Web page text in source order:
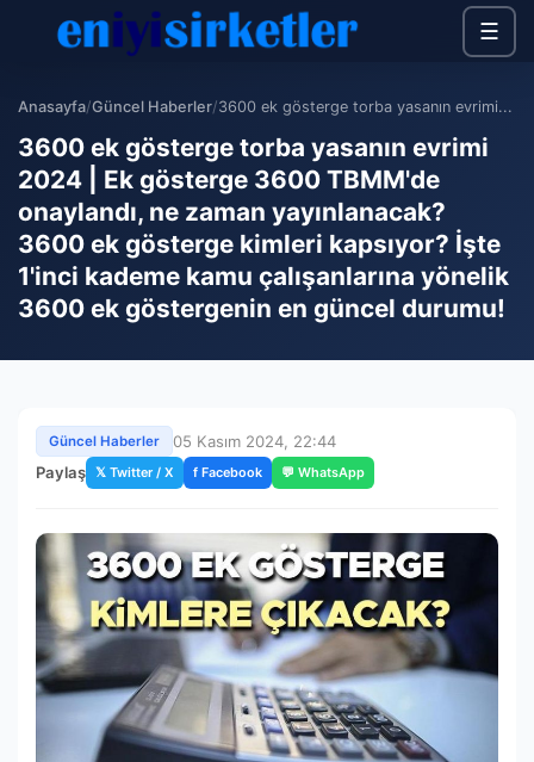
☰
Anasayfa/Güncel Haberler/3600 ek gösterge torba yasanın evrimi...
3600 ek gösterge torba yasanın evrimi
2024 | Ek gösterge 3600 TBMM'de
onaylandı, ne zaman yayınlanacak?
3600 ek gösterge kimleri kapsıyor? İşte
1'inci kademe kamu çalışanlarına yönelik
3600 ek göstergenin en güncel durumu!
Güncel Haberler
05 Kasım 2024, 22:44
Paylaş 𝕏 Twitter / X f Facebook 💬 WhatsApp